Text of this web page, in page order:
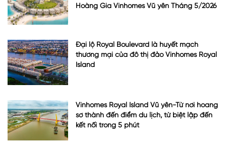
Hoàng Gia Vinhomes Vũ yên Tháng 5/2026
Đại lộ Royal Boulevard là huyết mạch
thương mại của đô thị đảo Vinhomes Royal
Island
Vinhomes Royal Island Vũ yên-Từ nơi hoang
sơ thành đến điểm du lịch, từ biệt lập đến
kết nối trong 5 phút